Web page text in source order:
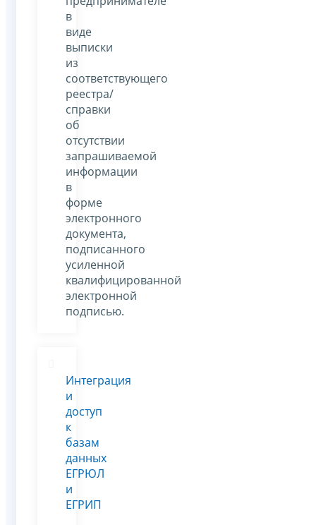
в
виде
выписки
из
соответствующего
реестра/
справки
об
отсутствии
запрашиваемой
информации
в
форме
электронного
документа,
подписанного
усиленной
квалифицированной
электронной
подписью.
Интеграция
и
доступ
к
базам
данных
ЕГРЮЛ
и
ЕГРИП